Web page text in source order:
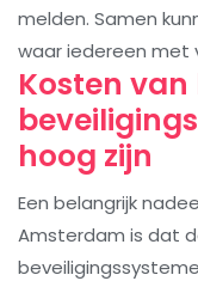
melden. Samen
waar iedereen met
Kosten
hoog zijn
Een belangrijk
Amsterdam is dat